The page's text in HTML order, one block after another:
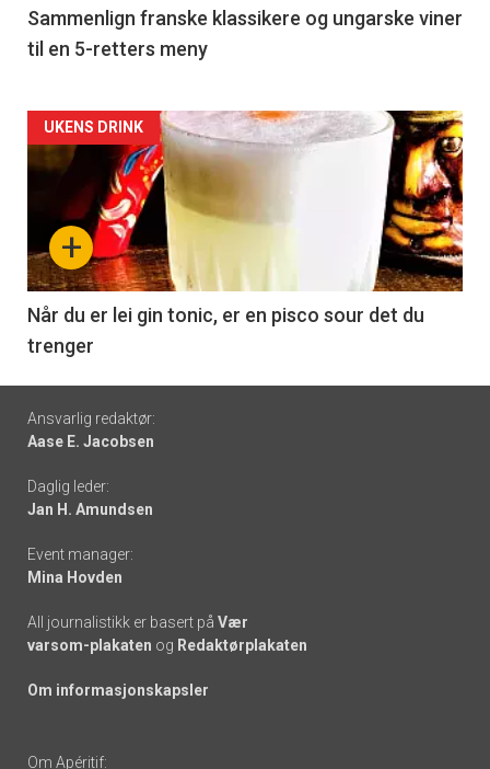
5
Sammenlign franske klassikere og ungarske viner
til en 5-retters meny
Forsiden
akkurat
nå
-
6
+
UKENS DRINK
Når du er lei gin tonic, er en pisco sour det du
trenger
Footer
-
links
Ansvarlig redaktør:
Aase E. Jacobsen
Daglig leder:
Jan H. Amundsen
Event manager:
Mina Hovden
All journalistikk er basert på Vær
varsom-plakaten og Redaktørplakaten
Om informasjonskapsler
Om Apéritif: